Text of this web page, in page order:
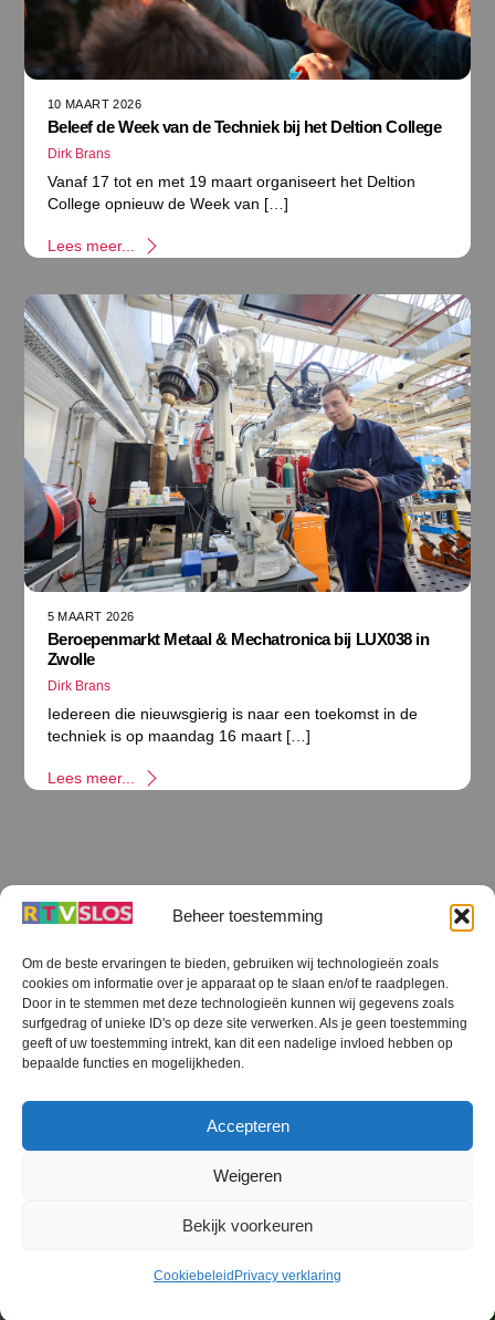
Beheer toestemming
Om de beste ervaringen te bieden, gebruiken wij technologieën zoals
cookies om informatie over je apparaat op te slaan en/of te raadplegen.
Door in te stemmen met deze technologieën kunnen wij gegevens zoals
surfgedrag of unieke ID's op deze site verwerken. Als je geen toestemming
geeft of uw toestemming intrekt, kan dit een nadelige invloed hebben op
bepaalde functies en mogelijkheden.
Accepteren
Weigeren
Bekijk voorkeuren
Cookiebeleid Privacy verklaring
10 MAART 2026
Beleef de Week van de Techniek bij het Deltion College
Dirk Brans
Vanaf 17 tot en met 19 maart organiseert het Deltion
College opnieuw de Week van […]
Lees meer...
5 MAART 2026
Beroepenmarkt Metaal & Mechatronica bij LUX038 in
Zwolle
Dirk Brans
Iedereen die nieuwsgierig is naar een toekomst in de
techniek is op maandag 16 maart […]
Lees meer...
Terug
naar
boven
RTV SLOS
RTV SLOS ANBI